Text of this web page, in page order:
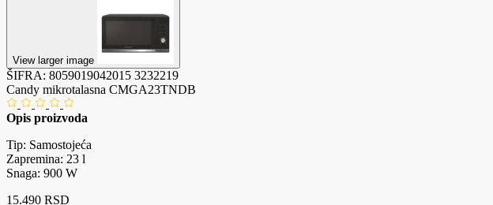
View larger image
ŠIFRA: 8059019042015 3232219
Candy mikrotalasna CMGA23TNDB
Opis proizvoda
Tip: Samostojeća
Zapremina: 23 l
Snaga: 900 W
15.490 RSD